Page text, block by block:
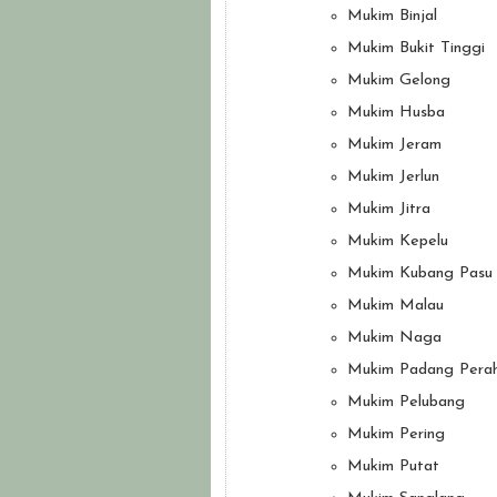
Mukim Binjal
Mukim Bukit Tinggi
Mukim Gelong
Mukim Husba
Mukim Jeram
Mukim Jerlun
Mukim Jitra
Mukim Kepelu
Mukim Kubang Pasu
Mukim Malau
Mukim Naga
Mukim Padang
Mukim Pelubang
Mukim Pering
Mukim Putat